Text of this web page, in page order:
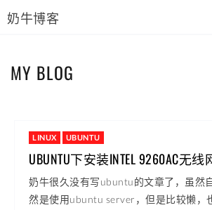
奶牛博客
MY BLOG
LINUX UBUNTU
UBUNTU下安装INTEL 9260AC无
奶牛很久没有写ubuntu的文章了，虽然
然是使用ubuntu server，但是比较懒，